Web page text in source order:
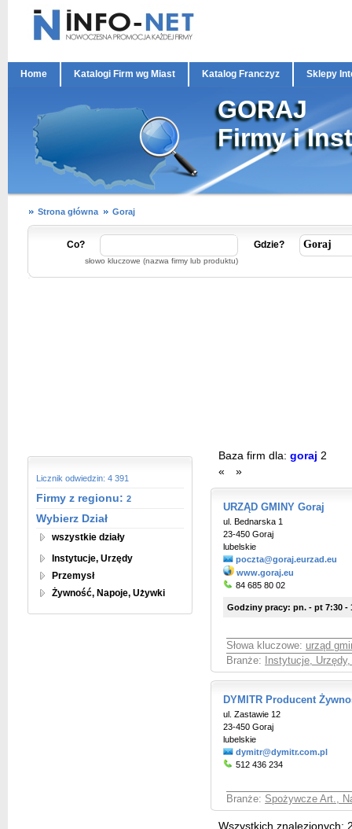
Home Katalogi Firm wg Miast Katalog Franczyz Sklepy
GORAJ
Firmy i
Strona główna Goraj
Co?
słowo kluczowe (nazwa firmy lub produktu)
Gdzie?
Licznik odwiedzin: 4 391
Firmy z regionu: 2
Wybierz Dział
wszystkie działy
Instytucje, Urzędy
Przemysł
Żywność, Napoje, Używki
Baza firm dla: goraj 2
«
»
URZĄD GMINY Goraj
ul. Bednarska 1
23-450 Goraj
lubelskie
poczta@goraj.eurzad.eu
www.goraj.eu
84 685 80 02
Godziny pracy: pn. - pt 7:30 -
Słowa kluczowe: urząd
Branże:
Instytucje,
DYMITR Producent
ul. Zastawie 12
23-450 Goraj
lubelskie
dymitr@dymitr.com.pl
512 436 234
Branże: Spożywcze Art.,
Wszystkich znalezionych: